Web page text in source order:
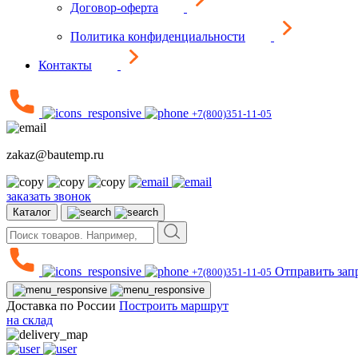
Договор-оферта
Политика конфиденциальности
Контакты
+7(800)351-11-05
zakaz@bautemp.ru
заказать звонок
Каталог
+7(800)351-11-05 Отправить
Доставка по России Построить маршрут
на склад